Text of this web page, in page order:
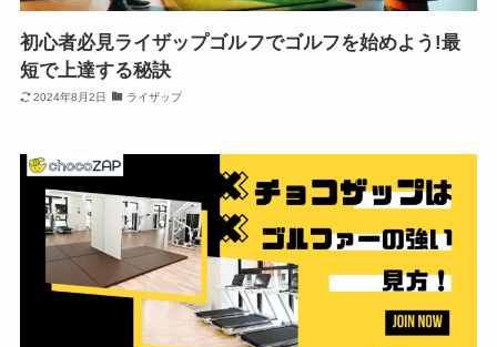
初心者必見ライザップゴルフでゴルフを始めよう!最
短で上達する秘訣
2024年8月2日 ライザップ